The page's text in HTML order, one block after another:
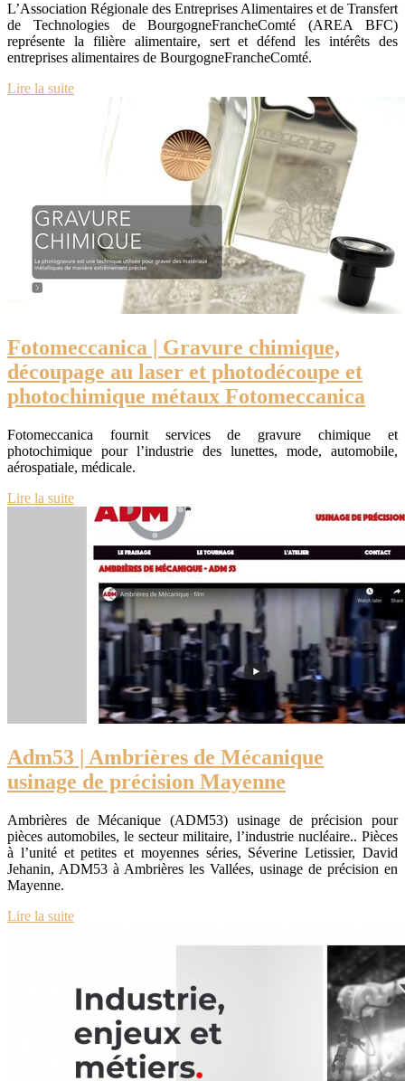
L’Association Régionale des Entreprises Alimentaires et de Transfert
de Technologies de BourgogneFrancheComté (AREA BFC)
représente la filière alimentaire, sert et défend les intérêts des
entreprises alimentaires de BourgogneFrancheComté.
Lire la suite
Fotomeccani­ca | Gravure chimique,
découpage au laser et photodécou­pe et
photochimi­que métaux Fotomeccani­ca
Fotomeccanica fournit services de gravure chimique et
photochimique pour l’industrie des lunettes, mode, automobile,
aérospatiale, médicale.
Lire la suite
Adm53 | Ambrières de Mécanique
usinage de précision Mayenne
Ambrières de Mécanique (ADM53) usinage de précision pour
pièces automobiles, le secteur militaire, l’industrie nucléaire.. Pièces
à l’unité et petites et moyennes séries, Séverine Letissier, David
Jehanin, ADM53 à Ambrières les Vallées, usinage de précision en
Mayenne.
Lire la suite